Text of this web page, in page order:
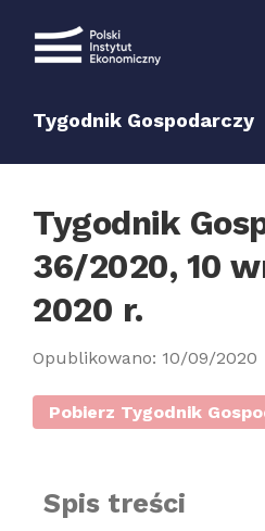
Tygodnik Gospodarczy
Tygodnik
36/2020, 10
2020 r.
Opublikowano: 10/09/2020
Pobierz Tygodnik
Spis treści